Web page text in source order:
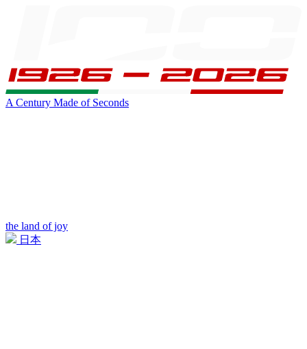
A Century Made of Seconds
the land of joy
日本